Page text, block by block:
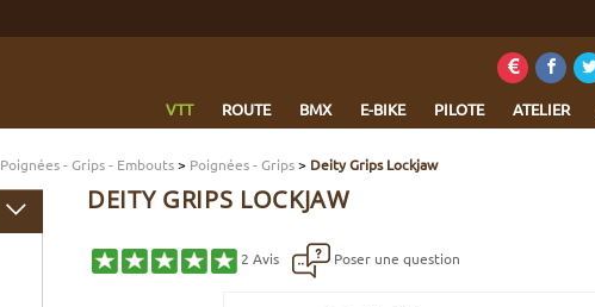
VTT ROUTE BMX E-BIKE PILOTE ATELIER
Rechercher
un
une
marque...
Poignées - Grips - Embouts> Poignées - Grips> Deity Grips Lockjaw
DEITY GRIPS LOCKJAW
2 Avis Poser une question